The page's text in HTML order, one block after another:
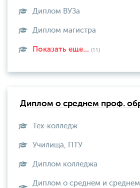
Диплом ВУЗа
Диплом магистра
Показать еще... (11)
Диплом о среднем проф.
Тех-колледж
Училища, ПТУ
Диплом колледжа
Диплом о среднем и